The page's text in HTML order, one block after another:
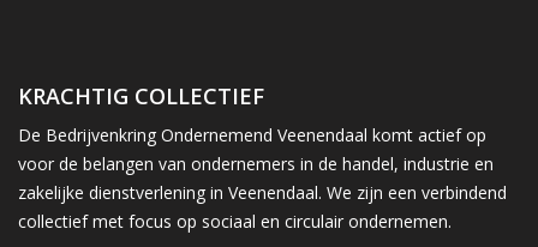
KRACHTIG COLLECTIEF
De Bedrijvenkring Ondernemend Veenendaal komt actief op
voor de belangen van ondernemers in de handel, industrie en
zakelijke dienstverlening in Veenendaal. We zijn een verbindend
collectief met focus op sociaal en circulair ondernemen.